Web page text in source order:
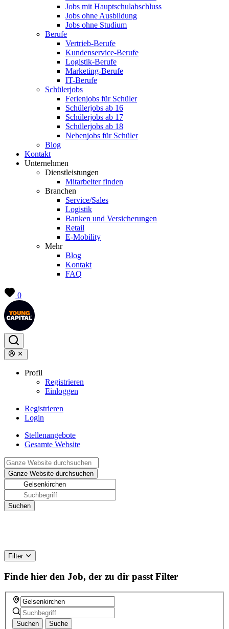
Jobs mit Hauptschulabschluss
Jobs ohne Ausbildung
Jobs ohne Studium
Berufe
Vertrieb-Berufe
Kundenservice-Berufe
Logistik-Berufe
Marketing-Berufe
IT-Berufe
Schülerjobs
Ferienjobs für Schüler
Schülerjobs ab 16
Schülerjobs ab 17
Schülerjobs ab 18
Nebenjobs für Schüler
Blog
Kontakt
Unternehmen
Dienstleistungen
Mitarbeiter finden
Branchen
Service/Sales
Logistik
Banken und Versicherungen
Retail
E-Mobility
Mehr
Blog
Kontakt
FAQ
0
Profil
Registrieren
Einloggen
Registrieren
Login
Stellenangebote
Gesamte Website
Filter
Finde hier den Job, der zu dir passt Filter
Suchen Suche